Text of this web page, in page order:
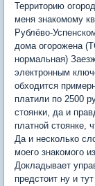
Территорию
меня знакомому
Рублёво-
дома огорожена
нормальная)
электронным
обходится
платили по 2500
стоянки, да и
платной стоянке,
Да и несколько
моего знакомого
Докладывает
предстоит ну и